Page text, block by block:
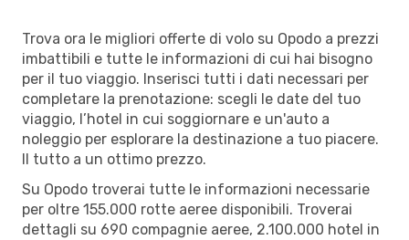
Trova ora le migliori offerte di volo su Opodo a prezzi
imbattibili e tutte le informazioni di cui hai bisogno
per il tuo viaggio. Inserisci tutti i dati necessari per
completare la prenotazione: scegli le date del tuo
viaggio, l’hotel in cui soggiornare e un'auto a
noleggio per esplorare la destinazione a tuo piacere.
Il tutto a un ottimo prezzo.
Su Opodo troverai tutte le informazioni necessarie
per oltre 155.000 rotte aeree disponibili. Troverai
dettagli su 690 compagnie aeree, 2.100.000 hotel in